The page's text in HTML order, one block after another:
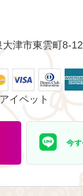
津市東雲町8-12
イペット